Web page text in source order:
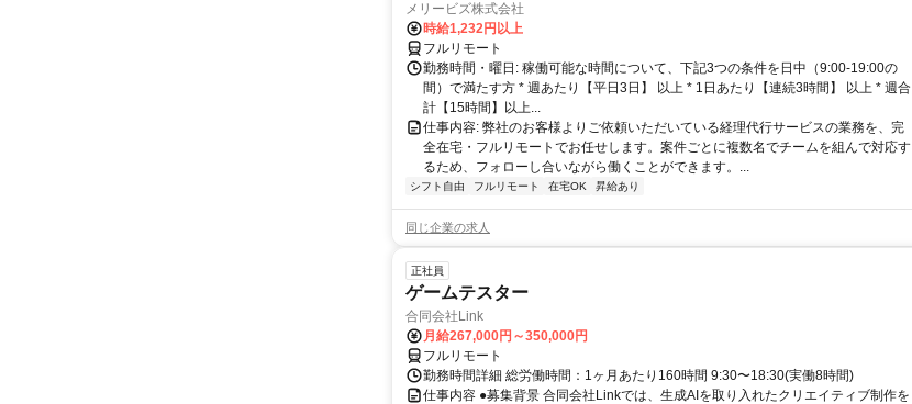
メリービズ株式会社
時給1,232円以上
フルリモート
勤務時間・曜日: 稼働可能な時間について、下記3つの条件を日中（9:00-19:00の
間）で満たす方 * 週あたり【平日3日】 以上 * 1日あたり【連続3時間】 以上 * 週合
計【15時間】以上...
仕事内容: 弊社のお客様よりご依頼いただいている経理代行サービスの業務を、完
全在宅・フルリモートでお任せします。案件ごとに複数名でチームを組んで対応す
るため、フォローし合いながら働くことができます。...
シフト自由 フルリモート 在宅OK 昇給あり
同じ企業の求人
正社員
ゲームテスター
合同会社Link
月給267,000円～350,000円
フルリモート
勤務時間詳細 総労働時間：1ヶ月あたり160時間 9:30〜18:30(実働8時間)
仕事内容 ●募集背景 合同会社Linkでは、生成AIを取り入れたクリエイティブ制作を